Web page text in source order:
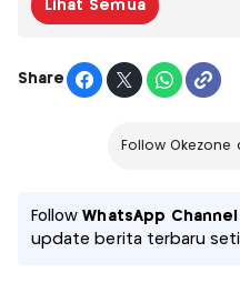
Lihat Semua
Share
Follow Okezone
FollowWhatsApp
update berita terbaru